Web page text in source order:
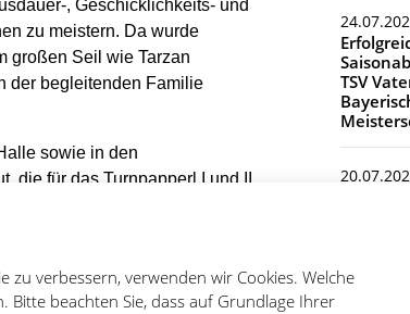
zu verbessern, verwenden wir Cookies. Welche
Bitte beachten Sie, dass auf Grundlage Ihrer
, Geschicklichkeits- und
zu meistern. Da wurde
großen Seil wie Tarzan
der begleitenden Familie
sowie in den
die für das Turnpapperl I und II
allein, wie beim
über eine umgedrehte Bank,
beim Meistern eines
Sandsäckchen mit den Füßen.
TSV
Wir